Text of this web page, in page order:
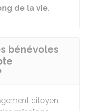
de la vie.
bénévoles
citoyen